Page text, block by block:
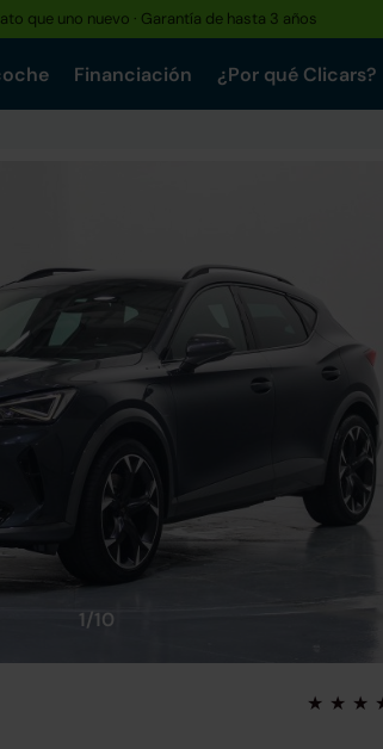
hoy · Entrega en 24h a domicilio
Financiación ¿Por qué Clicars?
1/10